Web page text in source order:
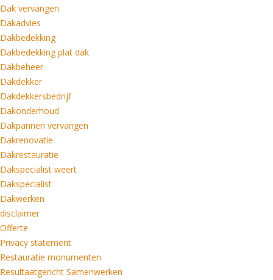
Dak vervangen
Dakadvies
Dakbedekking
Dakbedekking plat dak
Dakbeheer
Dakdekker
Dakdekkersbedrijf
Dakonderhoud
Dakpannen vervangen
Dakrenovatie
Dakrestauratie
Dakspecialist weert
Dakspecialist
Dakwerken
disclaimer
Offerte
Privacy statement
Restauratie monumenten
Resultaatgericht Samenwerken